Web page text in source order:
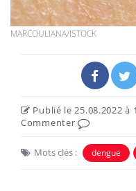
MARCOULIANA/ISTOCK
Publié le 25.08.2022 à
Commenter
Mots clés : dengue